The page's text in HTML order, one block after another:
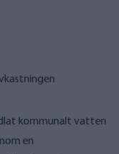
kommunalt vatten
en